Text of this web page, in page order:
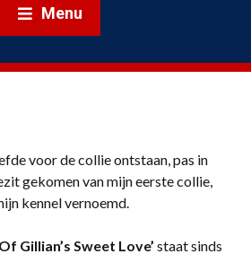
Menu
voor de collie ontstaan, pas in
gekomen van mijn eerste collie,
kennel vernoemd.
Of Gillian’s Sweet Love’ staat sinds